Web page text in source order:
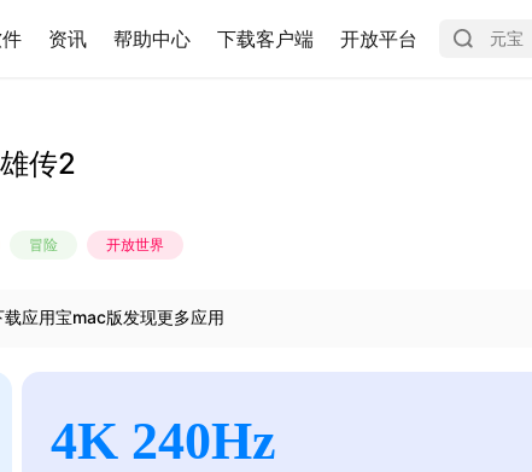
资讯 帮助中心 下载客户端 开放平台
传2
冒险 开放世界
应用宝mac版发现更多应用
4K 240Hz